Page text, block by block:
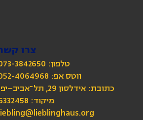
צרו
טלפון: 073-3842650
כתובת: אידלסון 29, תל־אביב–יפו
מיקוד: 6332458